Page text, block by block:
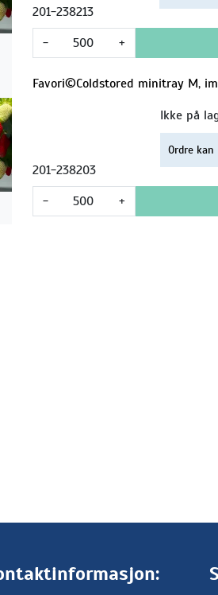
201-238213
- +
Favori©Coldstored minitray M,
201-238203
Ikke på
Ordre
- +